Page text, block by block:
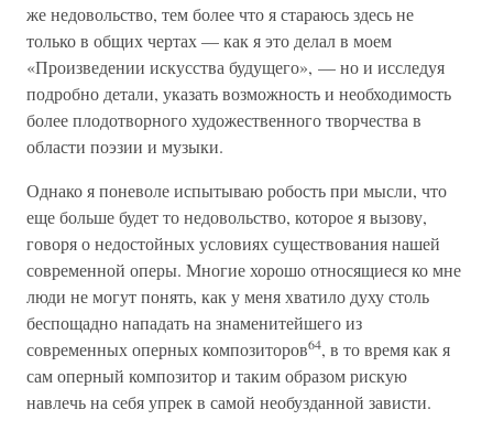
же недовольство, тем более что я стараюсь здесь не
только в общих чертах — как я это делал в моем
«Произведении искусства будущего», — но и исследуя
подробно детали, указать возможность и необходимость
более плодотворного художественного творчества в
области поэзии и музыки.
Однако я поневоле испытываю робость при мысли, что
еще больше будет то недовольство, которое я вызову,
говоря о недостойных условиях существования нашей
современной оперы. Многие хорошо относящиеся ко мне
люди не могут понять, как у меня хватило духу столь
беспощадно нападать на знаменитейшего из
современных оперных композиторов64, в то время как я
сам оперный композитор и таким образом рискую
навлечь на себя упрек в самой необузданной зависти.